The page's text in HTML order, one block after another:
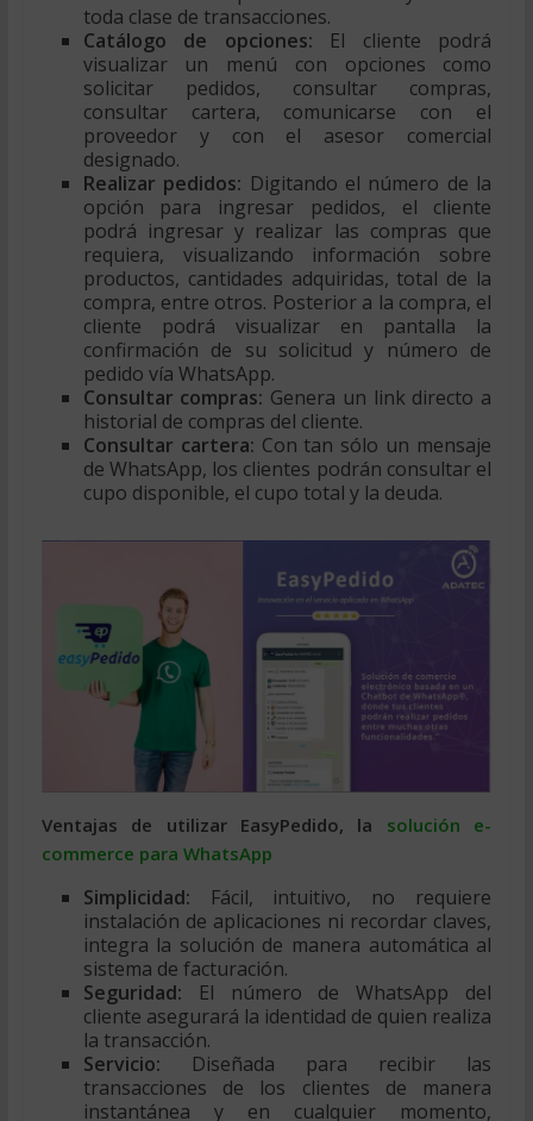
toda clase de transacciones.
Catálogo de opciones: El cliente podrá
visualizar un menú con opciones como
solicitar pedidos, consultar compras,
consultar cartera, comunicarse con el
proveedor y con el asesor comercial
designado.
Realizar pedidos: Digitando el número de la
opción para ingresar pedidos, el cliente
podrá ingresar y realizar las compras que
requiera, visualizando información sobre
productos, cantidades adquiridas, total de la
compra, entre otros. Posterior a la compra, el
cliente podrá visualizar en pantalla la
confirmación de su solicitud y número de
pedido vía WhatsApp.
Consultar compras: Genera un link directo a
historial de compras del cliente.
Consultar cartera: Con tan sólo un mensaje
de WhatsApp, los clientes podrán consultar el
cupo disponible, el cupo total y la deuda.
Ventajas de utilizar EasyPedido, la solución e-
commerce para WhatsApp
Simplicidad: Fácil, intuitivo, no requiere
instalación de aplicaciones ni recordar claves,
integra la solución de manera automática al
sistema de facturación.
Seguridad: El número de WhatsApp del
cliente asegurará la identidad de quien realiza
la transacción.
Servicio: Diseñada para recibir las
transacciones de los clientes de manera
instantánea y en cualquier momento,